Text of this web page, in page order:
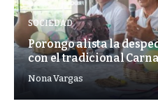
SOCIEDAD
Porongo alista la
con el tradicional
Nona Vargas